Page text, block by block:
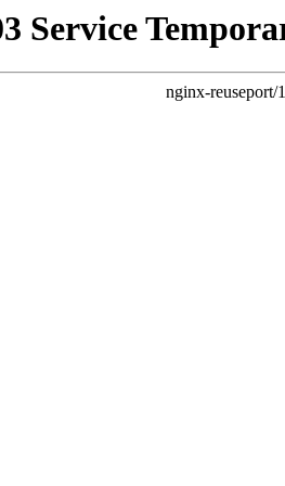
Service
nginx-reuseport/